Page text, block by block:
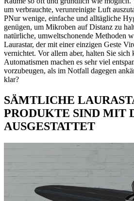
um verbrauchte, verunreinigte Luft
PNur wenige, einfache und alltägliche
genügen, um Mikroben auf Distanz zu
natürliche, umweltschonende Methoden
Laurastar, der mit einer einzigen Geste
vernichtet. Vor allem aber, halten Sie sich
Automatismen machen es sehr viel
vorzubeugen, als im Notfall dagegen
klar?
SÄMTLICHE
PRODUKTE SIND MIT
AUSGESTATTET